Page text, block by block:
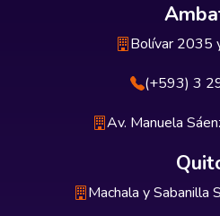
Bolívar 2035
(+593) 3
Av. Manuela
Machala y Sabanilla